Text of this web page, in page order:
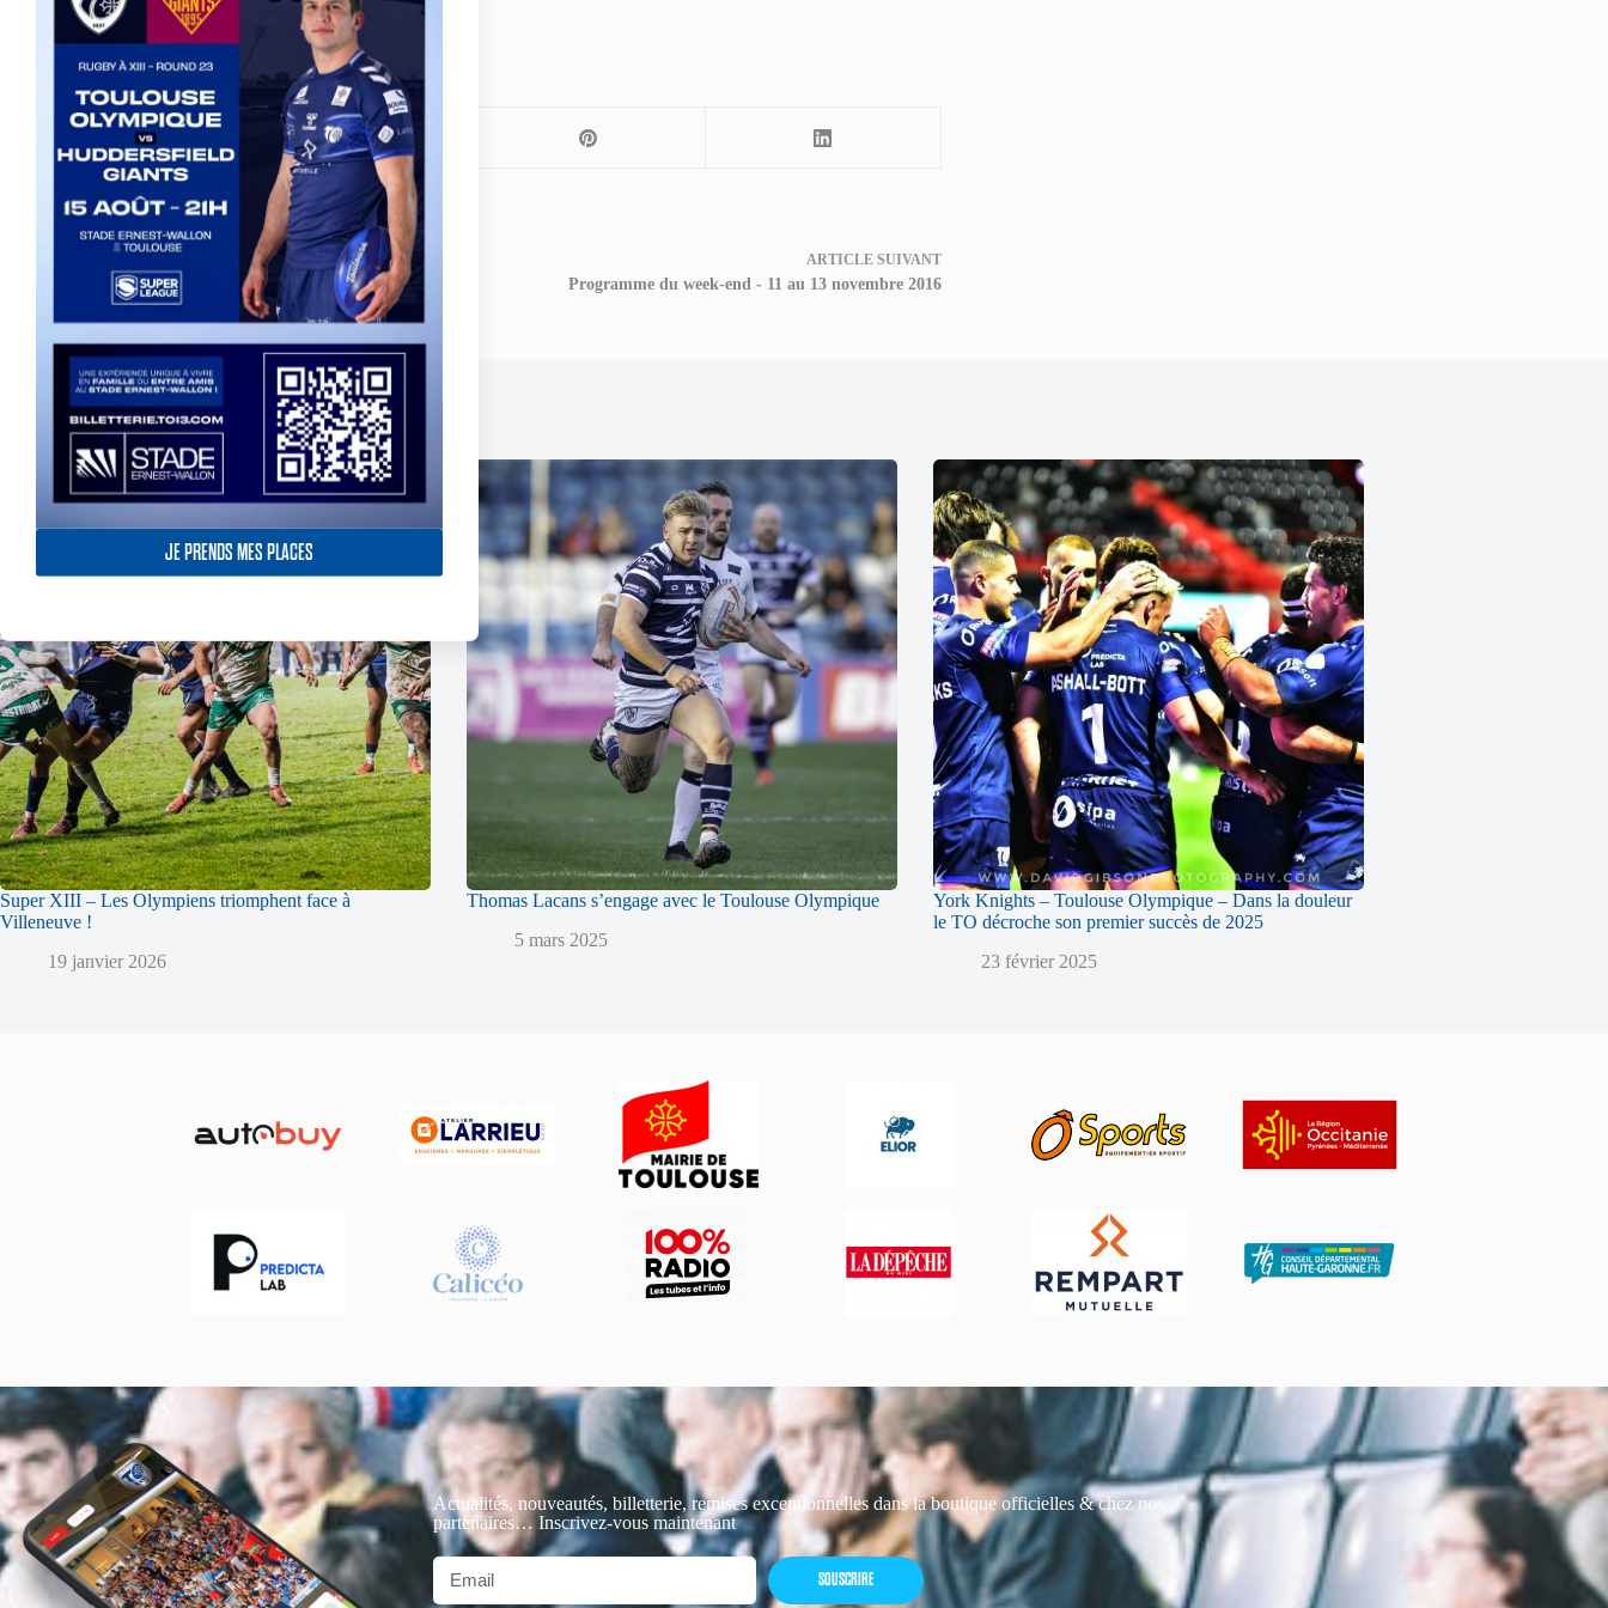
JE PRENDS MES PLACES
Partagez votre amour
ARTICLE PRÉCÉDENT
Four Nations - 3ème journée - Preview
ARTICLESUIVANT
Programme du week-end - 11 au 13 novembre 2016
Publications similaires
Super XIII – Les Olympiens triomphent face à
Villeneuve !
19 janvier 2026
Thomas Lacans s’engage avec le Toulouse Olympique
5 mars 2025
York Knights – Toulouse Olympique – Dans la douleur
le TO décroche son premier succès de 2025
23 février 2025
Actualités, nouveautés, billetterie, remises exceptionnelles dans la boutique officielles & chez nos
partenaires… Inscrivez-vous maintenant
SOUSCRIRE